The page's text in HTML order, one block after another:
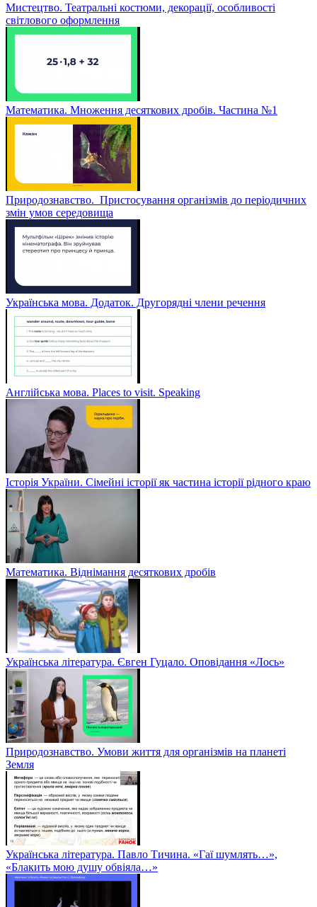
Мистецтво. Театральні костюми, декорації, особливості
світлового оформлення
Математика. Множення десяткових дробів. Частина №1
Природознавство. Пристосування організмів до періодичних
змін умов середовища
Українська мова. Додаток. Другорядні члени речення
Англійська мова. Places to visit. Speaking
Історія України. Сімейні історії як частина історії рідного краю
Математика. Віднімання десяткових дробів
Українська література. Євген Гуцало. Оповідання «Лось»
Природознавство. Умови життя для організмів на планеті
Земля
Українська література. Павло Тичина. «Гаї шумлять…»,
«Блакить мою душу обвіяла…»